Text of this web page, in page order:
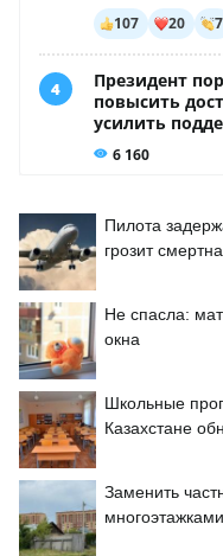
Пилота
грозит
Не спасла:
окна
Школьные
Казахстане
Заменить